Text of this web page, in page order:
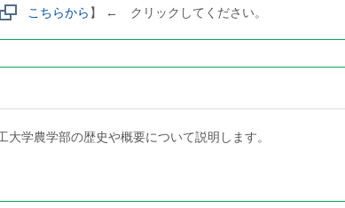
こちらから 】 ← クリックしてください。
学農学部の歴史や概要について説明します。